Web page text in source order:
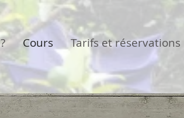
Cours Tarifs et réservations